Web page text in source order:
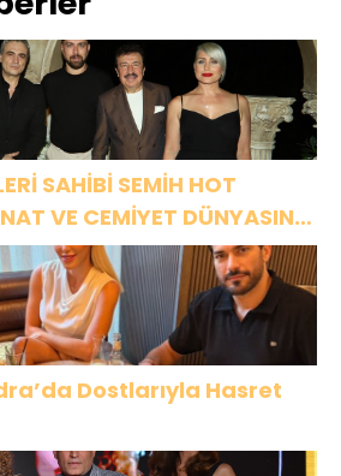
HARBİYE’DE
OLACAK!
“SON
ASSOLİST
OLARAK VAR
OLACAĞIM!”
SAHİBİ SEMİH HOT
VE CEMİYET DÜNYASININ
KUTLADI!
Dostlarıyla Hasret